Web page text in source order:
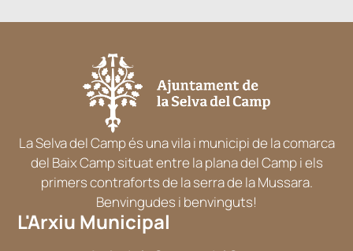
La Selva del Camp és una vila i municipi de la comarca
del Baix Camp situat entre la plana del Camp i els
primers contraforts de la serra de la Mussara.
Benvingudes i benvinguts!
L'Arxiu Municipal